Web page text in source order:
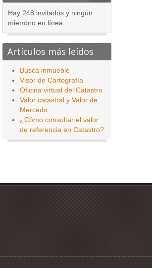
Hay 248 invitados y ningún
miembro en línea
Artículos más leídos
Busca inmueble
Visor de Cartografía
Oficina virtual del Catastro
Valor catastral y Valor de
Mercado
¿Cómo consultar el valor
de referencia en Catastro?